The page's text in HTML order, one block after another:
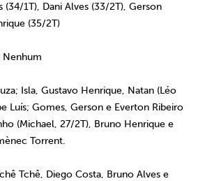
1T), Dani Alves (33/2T), Gerson
(35/2T)
Nenhum
Isla, Gustavo Henrique, Natan (Léo
Luís; Gomes, Gerson e Everton Ribeiro
(Michael, 27/2T), Bruno Henrique e
Torrent.
Tchê, Diego Costa, Bruno Alves e